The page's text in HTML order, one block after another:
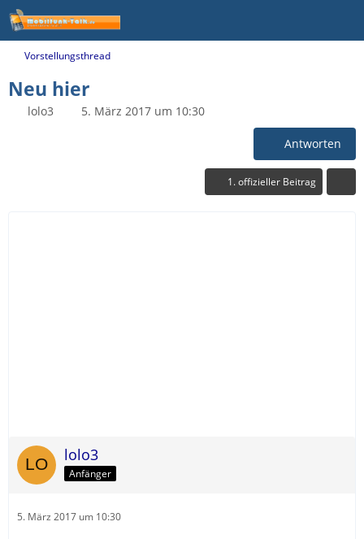
Vorstellungsthread
Neu hier
lolo3 5. März 2017 um 10:30
Antworten
1. offizieller Beitrag
lolo3
Anfänger
5. März 2017 um 10:30